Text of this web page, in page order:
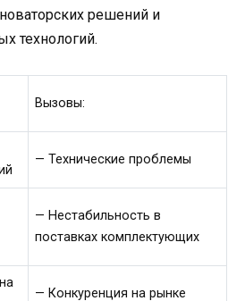
решений и
технологий.
Вызовы:
— Технические проблемы
— Нестабильность в
поставках комплектующих
— Конкуренция на рынке